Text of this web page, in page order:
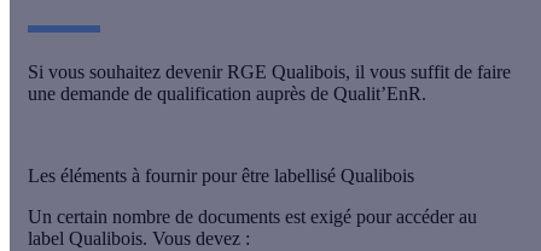
Si vous souhaitez devenir RGE Qualibois, il vous suffit de faire
une demande de qualification auprès de Qualit’EnR.
Les éléments à fournir pour être labellisé Qualibois
Un certain nombre de documents est exigé pour accéder au
label Qualibois. Vous devez :